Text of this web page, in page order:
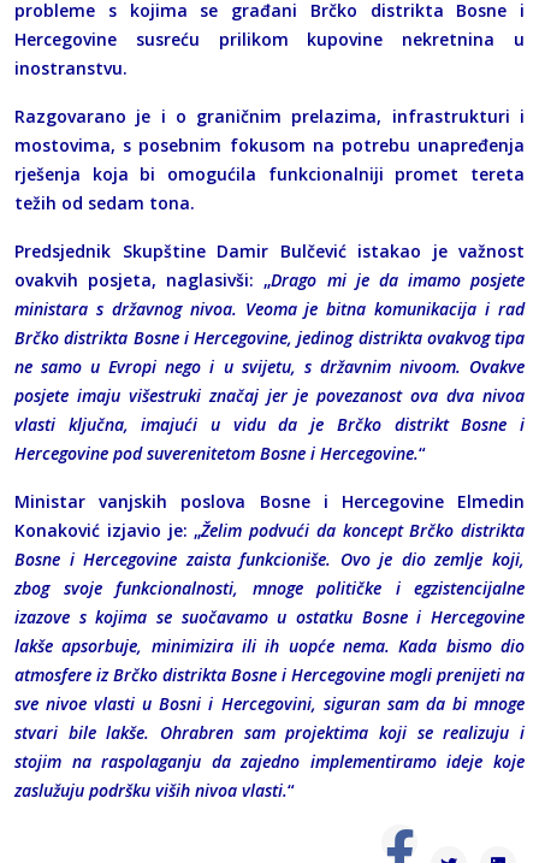
probleme s kojima se građani Brčko distrikta Bosne i
Hercegovine susreću prilikom kupovine nekretnina u
inostranstvu.
Razgovarano je i o graničnim prelazima, infrastrukturi i
mostovima, s posebnim fokusom na potrebu unapređenja
rješenja koja bi omogućila funkcionalniji promet tereta
težih od sedam tona.
Predsjednik Skupštine Damir Bulčević istakao je važnost
ovakvih posjeta, naglasivši: „Drago mi je da imamo posjete
ministara s državnog nivoa. Veoma je bitna komunikacija i rad
Brčko distrikta Bosne i Hercegovine, jedinog distrikta ovakvog tipa
ne samo u Evropi nego i u svijetu, s državnim nivoom. Ovakve
posjete imaju višestruki značaj jer je povezanost ova dva nivoa
vlasti ključna, imajući u vidu da je Brčko distrikt Bosne i
Hercegovine pod suverenitetom Bosne i Hercegovine.“
Ministar vanjskih poslova Bosne i Hercegovine Elmedin
Konaković izjavio je: „Želim podvući da koncept Brčko distrikta
Bosne i Hercegovine zaista funkcioniše. Ovo je dio zemlje koji,
zbog svoje funkcionalnosti, mnoge političke i egzistencijalne
izazove s kojima se suočavamo u ostatku Bosne i Hercegovine
lakše apsorbuje, minimizira ili ih uopće nema. Kada bismo dio
atmosfere iz Brčko distrikta Bosne i Hercegovine mogli prenijeti na
sve nivoe vlasti u Bosni i Hercegovini, siguran sam da bi mnoge
stvari bile lakše. Ohrabren sam projektima koji se realizuju i
stojim na raspolaganju da zajedno implementiramo ideje koje
zaslužuju podršku viših nivoa vlasti.“